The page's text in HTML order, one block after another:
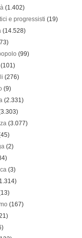
(1.402)
e progressisti (19)
(14.528)
(99)
(101)
(276)
(9)
(2.331)
(3.077)
(2)
(3)
(167)